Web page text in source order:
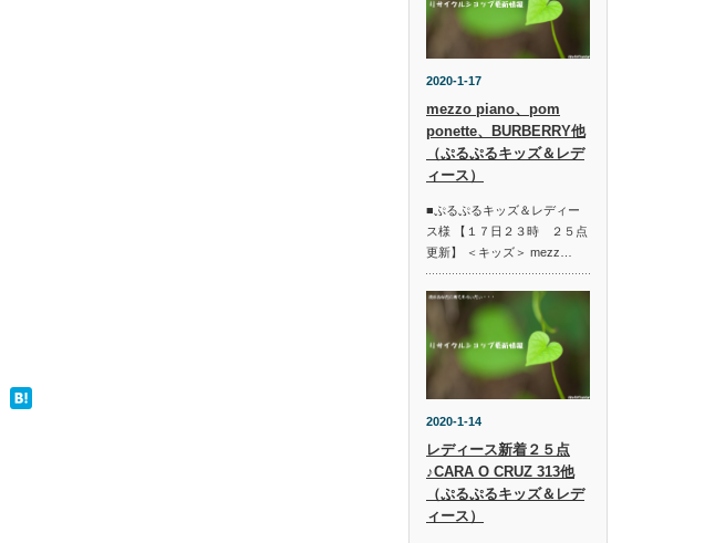
2020-1-17
mezzo piano、pom
ponette、BURBERRY他
（ぷるぷるキッズ＆レデ
ィース）
■ぷるぷるキッズ＆レディー
ス様 【１７日２３時 ２５点
更新】 ＜キッズ＞ mezz…
2020-1-14
レディース新着２５点
♪CARA O CRUZ 313他
（ぷるぷるキッズ＆レデ
ィース）